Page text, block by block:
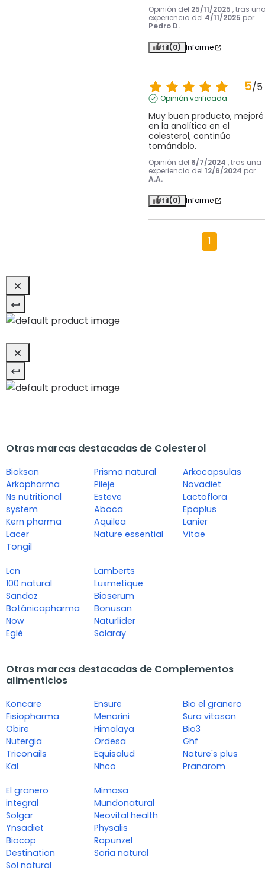
Opinión del 25/11/2025 , tras
experiencia del 4/11/2025 por
Pedro D.
Útil(0) Informe
5/5
Opinión verificada
Muy buen producto, mejoré
en la analítica en el
colesterol, continúo
tomándolo.
Opinión del 6/7/2024 , tras una
experiencia del 12/6/2024 por
A.A.
Útil(0) Informe
1
Otras marcas destacadas de Colesterol
Bioksan
Arkopharma
Ns nutritional
system
Kern pharma
Lacer
Tongil
Prisma natural
Pileje
Esteve
Aboca
Aquilea
Nature essential
Arkocapsulas
Novadiet
Lactoflora
Epaplus
Lanier
Vitae
Lcn
100 natural
Sandoz
Botánicapharma
Now
Eglé
Lamberts
Luxmetique
Bioserum
Bonusan
Naturlíder
Solaray
Otras marcas destacadas de Complementos
alimenticios
Koncare
Fisiopharma
Obire
Nutergia
Triconails
Kal
Ensure
Menarini
Himalaya
Ordesa
Equisalud
Nhco
Bio el granero
Sura vitasan
Bio3
Ghf
Nature's plus
Pranarom
El granero
integral
Solgar
Ynsadiet
Biocop
Destination
Sol natural
Mimasa
Mundonatural
Neovital health
Physalis
Rapunzel
Soria natural